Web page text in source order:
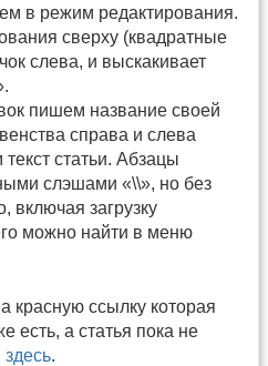
в режим редактирования.
сверху (квадратные
слева, и выскакивает
пишем название своей
справа и слева
статьи. Абзацы
слэшами «\\», но без
включая загрузку
можно найти в меню
красную ссылку которая
есть, а статья пока не
здесь.